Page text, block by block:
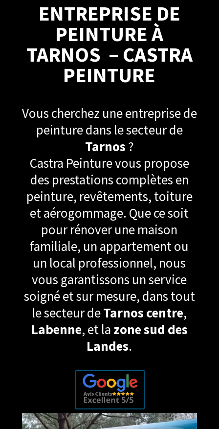
ENTREPRISE DE
PEINTURE À
TARNOS – CASTRA
PEINTURE
Vous cherchez une entreprise de
peinture dans le secteur de
Tarnos ?
Castra Peinture vous propose
des prestations complètes en
peinture, revêtements, toiture
et aérogommage. Que ce soit
pour rénover une maison
familiale, un appartement ou
un local professionnel, nous
vous garantissons un service
soigné et sur mesure, dans tout
le secteur deTarnos centre,
Labenne, et la zone sud des
Landes.